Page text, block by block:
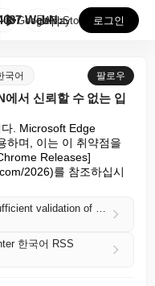
크로미움: CVE-2026-14087 WebNN에서 신...
GooglePlay
AppStore 로그인
국어 팔로우
에서 신뢰할 수 없는 입
. Microsoft Edge
하며, 이는 이 취약점을
Releases]
2026)를 참조하십시
Chromium: CVE-2026-14087 Insufficient validation of untrusted input in WebNN
한국어 RSS